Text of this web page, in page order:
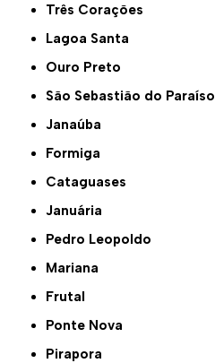
Três Corações
Lagoa Santa
Ouro Preto
São Sebastião do Paraíso
Janaúba
Formiga
Cataguases
Januária
Pedro Leopoldo
Mariana
Frutal
Ponte Nova
Pirapora